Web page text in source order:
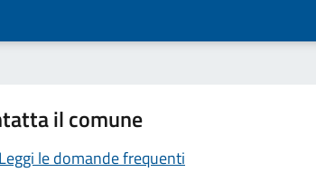
il comune
Leggi le domande frequenti